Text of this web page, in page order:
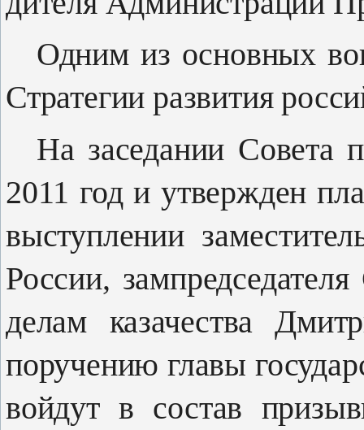
Одним из основных
Страте­гии развития
На заседании Совета
2011 год и утвержден
выступлении
России,
делам казачества
поручению главы
войдут в состав